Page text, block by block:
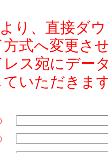
り、直接ダ
方式へ変更さ
レス宛にデー
ていただきま